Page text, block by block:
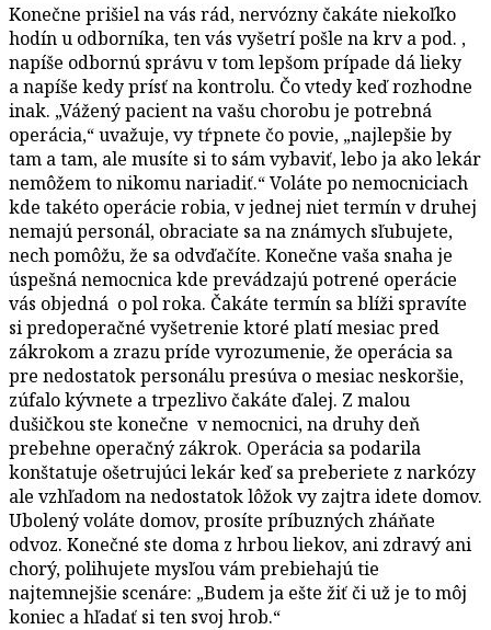
Konečne prišiel na vás rád, nervózny čakáte niekoľko
hodín u odborníka, ten vás vyšetrí pošle na krv a pod. ,
napíše odbornú správu v tom lepšom prípade dá lieky
a napíše kedy prísť na kontrolu. Čo vtedy keď rozhodne
inak. „Vážený pacient na vašu chorobu je potrebná
operácia,“ uvažuje, vy tŕpnete čo povie, „najlepšie by
tam a tam, ale musíte si to sám vybaviť, lebo ja ako lekár
nemôžem to nikomu nariadiť.“ Voláte po nemocniciach
kde takéto operácie robia, v jednej niet termín v druhej
nemajú personál, obraciate sa na známych sľubujete,
nech pomôžu, že sa odvďačíte. Konečne vaša snaha je
úspešná nemocnica kde prevádzajú potrené operácie
vás objedná o pol roka. Čakáte termín sa blíži spravíte
si predoperačné vyšetrenie ktoré platí mesiac pred
zákrokom a zrazu príde vyrozumenie, že operácia sa
pre nedostatok personálu presúva o mesiac neskoršie,
zúfalo kývnete a trpezlivo čakáte ďalej. Z malou
dušičkou ste konečne v nemocnici, na druhy deň
prebehne operačný zákrok. Operácia sa podarila
konštatuje ošetrujúci lekár keď sa preberiete z narkózy
ale vzhľadom na nedostatok lôžok vy zajtra idete domov.
Ubolený voláte domov, prosíte príbuzných zháňate
odvoz. Konečné ste doma z hrbou liekov, ani zdravý ani
chorý, polihujete mysľou vám prebiehajú tie
najtemnejšie scenáre: „Budem ja ešte žiť či už je to môj
koniec a hľadať si ten svoj hrob.“